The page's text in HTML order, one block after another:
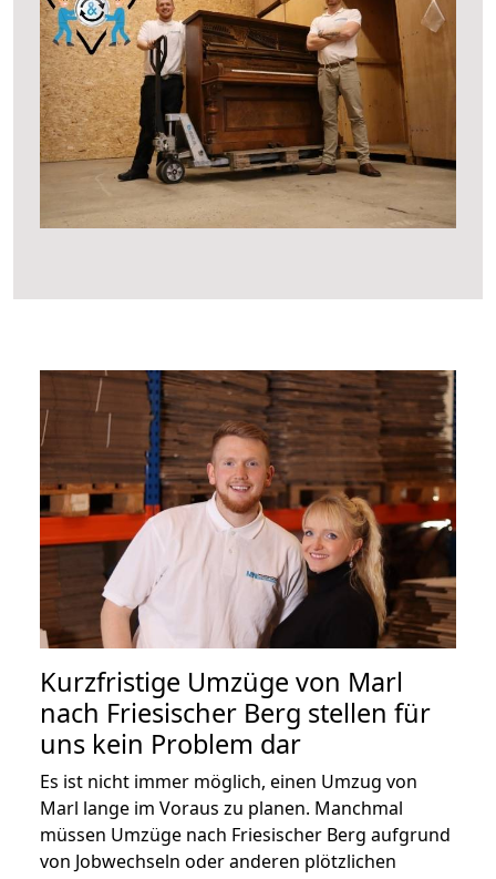
Kurzfristige Umzüge von Marl
nach Friesischer Berg stellen für
uns kein Problem dar
Es ist nicht immer möglich, einen Umzug von
Marl lange im Voraus zu planen. Manchmal
müssen Umzüge nach Friesischer Berg aufgrund
von Jobwechseln oder anderen plötzlichen